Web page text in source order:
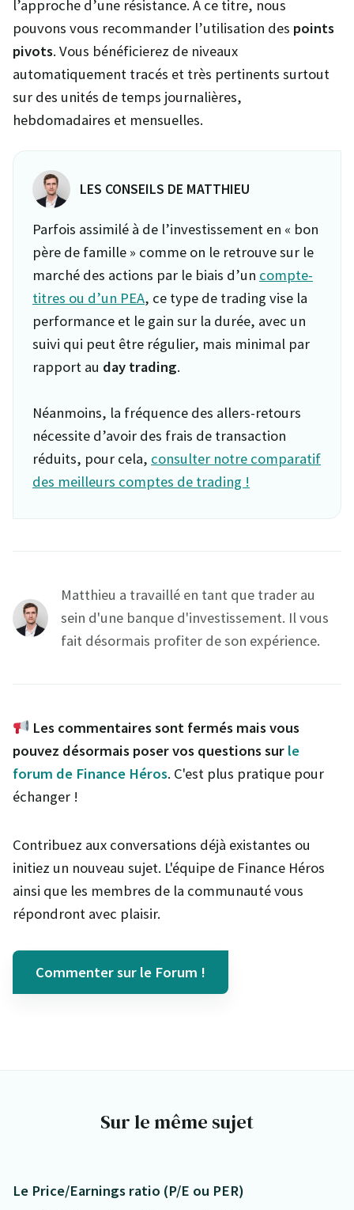
l’approche d’une résistance. A ce titre, nous
pouvons vous recommander l’utilisation des points
pivots. Vous bénéficierez de niveaux
automatiquement tracés et très pertinents surtout
sur des unités de temps journalières,
hebdomadaires et mensuelles.
LES CONSEILS DE MATTHIEU
Parfois assimilé à de l’investissement en « bon
père de famille » comme on le retrouve sur le
marché des actions par le biais d’un compte-
titres ou d’un PEA, ce type de trading vise la
performance et le gain sur la durée, avec un
suivi qui peut être régulier, mais minimal par
rapport au day trading.
Néanmoins, la fréquence des allers-retours
nécessite d’avoir des frais de transaction
réduits, pour cela, consulter notre comparatif
des meilleurs comptes de trading !
Matthieu a travaillé en tant que trader au
sein d'une banque d'investissement. Il vous
fait désormais profiter de son expérience.
Les commentaires sont fermés mais vous
pouvez désormais poser vos questions sur le
forum de Finance Héros. C'est plus pratique pour
échanger !
Contribuez aux conversations déjà existantes ou
initiez un nouveau sujet. L'équipe de Finance Héros
ainsi que les membres de la communauté vous
répondront avec plaisir.
Commenter sur le Forum !
Sur le même sujet
Le Price/Earnings ratio (P/E ou PER)